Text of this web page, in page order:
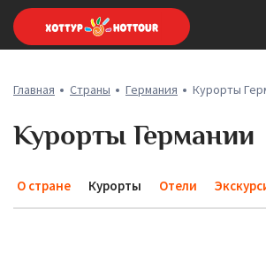
Главная Страны Германия Курорты
Курорты Германии
О стране Курорты Отели